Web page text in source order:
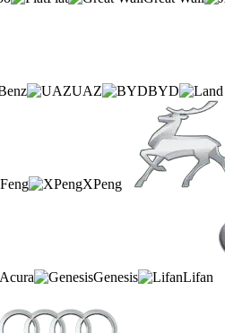
UAZ BYD
XPeng
Acura Genesis Lifan